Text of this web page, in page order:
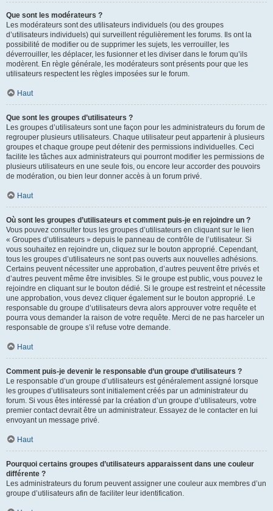
Que sont les modérateurs ?
Les modérateurs sont des utilisateurs individuels (ou des groupes
d’utilisateurs individuels) qui surveillent régulièrement les forums. Ils ont la
possibilité de modifier ou de supprimer les sujets, les verrouiller, les
déverrouiller, les déplacer, les fusionner et les diviser dans le forum qu’ils
modèrent. En règle générale, les modérateurs sont présents pour que les
utilisateurs respectent les règles imposées sur le forum.
Haut
Que sont les groupes d’utilisateurs ?
Les groupes d’utilisateurs sont une façon pour les administrateurs du forum de
regrouper plusieurs utilisateurs. Chaque utilisateur peut appartenir à plusieurs
groupes et chaque groupe peut détenir des permissions individuelles. Ceci
facilite les tâches aux administrateurs qui pourront modifier les permissions de
plusieurs utilisateurs en une seule fois, ou encore leur accorder des pouvoirs
de modération, ou bien leur donner accès à un forum privé.
Haut
Où sont les groupes d’utilisateurs et comment puis-je en rejoindre un ?
Vous pouvez consulter tous les groupes d’utilisateurs en cliquant sur le lien
« Groupes d’utilisateurs » depuis le panneau de contrôle de l’utilisateur. Si
vous souhaitez en rejoindre un, cliquez sur le bouton approprié. Cependant,
tous les groupes d’utilisateurs ne sont pas ouverts aux nouvelles adhésions.
Certains peuvent nécessiter une approbation, d’autres peuvent être privés et
d’autres peuvent même être invisibles. Si le groupe est public, vous pouvez le
rejoindre en cliquant sur le bouton dédié. Si le groupe est restreint et nécessite
une approbation, vous devez cliquer également sur le bouton approprié. Le
responsable du groupe d’utilisateurs devra alors approuver votre requête et
pourra vous demander la raison de votre requête. Merci de ne pas harceler un
responsable de groupe s’il refuse votre demande.
Haut
Comment puis-je devenir le responsable d’un groupe d’utilisateurs ?
Le responsable d’un groupe d’utilisateurs est généralement assigné lorsque
les groupes d’utilisateurs sont initialement créés par un administrateur du
forum. Si vous êtes intéressé par la création d’un groupe d’utilisateurs, votre
premier contact devrait être un administrateur. Essayez de le contacter en lui
envoyant un message privé.
Haut
Pourquoi certains groupes d’utilisateurs apparaissent dans une couleur
différente ?
Les administrateurs du forum peuvent assigner une couleur aux membres d’un
groupe d’utilisateurs afin de faciliter leur identification.